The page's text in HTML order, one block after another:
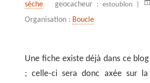
sèche
geocacheur :estoublon |
Organisation : Boucle
Une fiche existe déjà dans ce
; celle-ci sera donc axée sur